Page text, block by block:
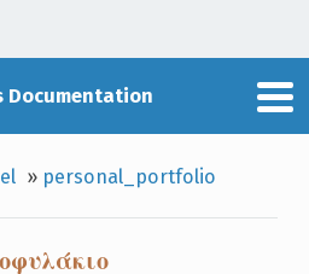
Documentation
el » personal_portfolio